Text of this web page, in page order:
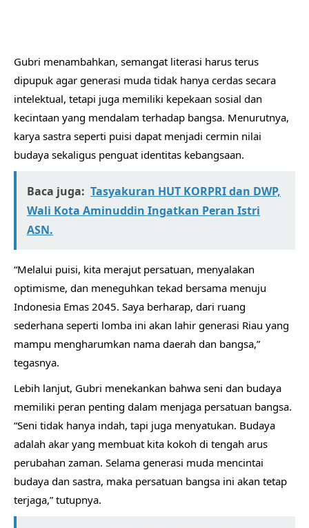
Gubri menambahkan, semangat literasi harus terus
dipupuk agar generasi muda tidak hanya cerdas secara
intelektual, tetapi juga memiliki kepekaan sosial dan
kecintaan yang mendalam terhadap bangsa. Menurutnya,
karya sastra seperti puisi dapat menjadi cermin nilai
budaya sekaligus penguat identitas kebangsaan.
Baca juga: Tasyakuran HUT KORPRI dan DWP,
Wali Kota Aminuddin Ingatkan Peran Istri
ASN.
“Melalui puisi, kita merajut persatuan, menyalakan
optimisme, dan meneguhkan tekad bersama menuju
Indonesia Emas 2045. Saya berharap, dari ruang
sederhana seperti lomba ini akan lahir generasi Riau yang
mampu mengharumkan nama daerah dan bangsa,”
tegasnya.
Lebih lanjut, Gubri menekankan bahwa seni dan budaya
memiliki peran penting dalam menjaga persatuan bangsa.
“Seni tidak hanya indah, tapi juga menyatukan. Budaya
adalah akar yang membuat kita kokoh di tengah arus
perubahan zaman. Selama generasi muda mencintai
budaya dan sastra, maka persatuan bangsa ini akan tetap
terjaga,” tutupnya.